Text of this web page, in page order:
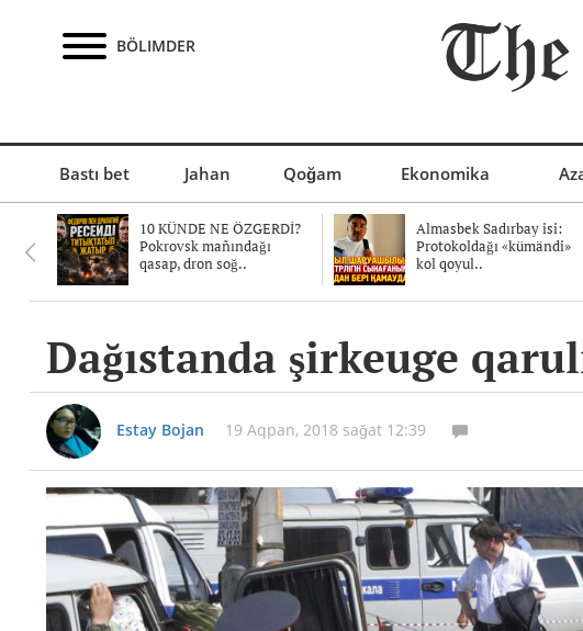
BÖLIMDER
Bastı bet Jahan Qoğam Ekonomika
10 KÜNDE NE ÖZGERDİ?
Pokrovsk mañındağı
qasap, dron soğ..
Almasbek Sadırbay isi:
Protokoldağı «kümändi»
kol qoyul..
Dağıstanda şirkeuge
Estay Bojan 19 Aqpan, 2018 sağat 12:39